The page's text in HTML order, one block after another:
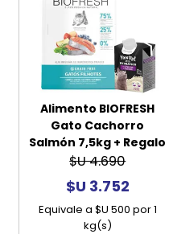
Alimento BIOFRESH
Gato Cachorro
Salmón 7,5kg + Regalo
$U 4.690
$U 3.752
Equivale a $U 500 por 1
kg(s)